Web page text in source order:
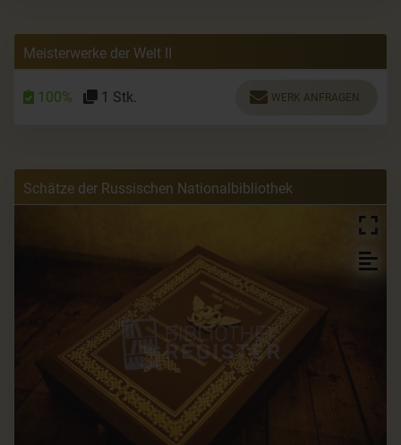
Meisterwerke der Welt II
100% 1 Stk. WERK ANFRAGEN
Schätze der Russischen Nationalbibliothek